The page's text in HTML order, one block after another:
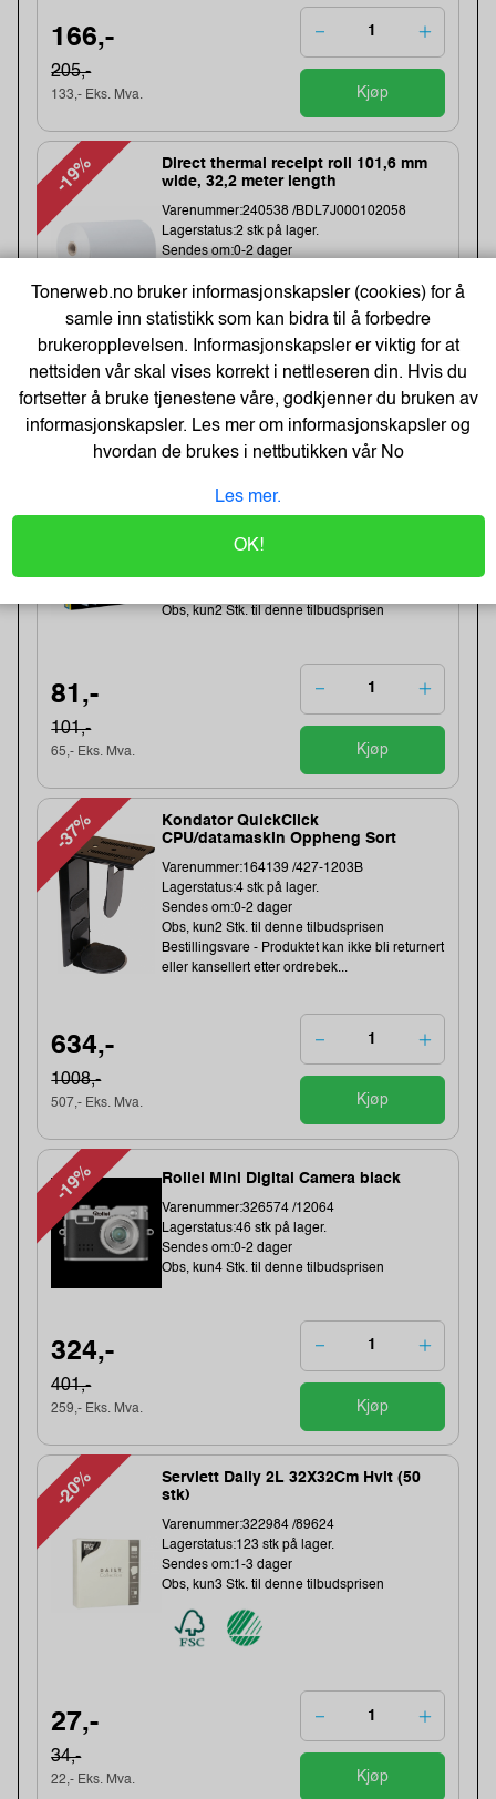
166,-
205,-
133,- Eks. Mva. Kjøp
-19%
Direct thermal receipt roll 101,6 mm
wide, 32,2 meter length
Varenummer:240538 /BDL7J000102058
Lagerstatus:2 stk på lager.
Sendes om:0-2 dager
Bestillingsvare - Produktet kan ikke bli returnert
eller kansellert etter ordrebek...
1 043,-
1283,-
834,- Eks. Mva. Kjøp
-20%
Varenummer:159457 /11830725
Obs, kun2 Stk. til denne tilbudsprisen
81,-
101,-
65,- Eks. Mva. Kjøp
-37%
Kondator QuickClick
CPU/datamaskin Oppheng Sort
Varenummer:164139 /427-1203B
Lagerstatus:4 stk på lager.
Sendes om:0-2 dager
Obs, kun2 Stk. til denne tilbudsprisen
Bestillingsvare - Produktet kan ikke bli returnert
eller kansellert etter ordrebek...
634,-
1008,-
507,- Eks. Mva. Kjøp
-19% Rollei Mini Digital Camera black
Varenummer:326574 /12064
Lagerstatus:46 stk på lager.
Sendes om:0-2 dager
Obs, kun4 Stk. til denne tilbudsprisen
324,-
401,-
259,- Eks. Mva. Kjøp
-20%
Serviett Daily 2L 32X32Cm Hvit (50
stk)
Varenummer:322984 /89624
Lagerstatus:123 stk på lager.
Sendes om:1-3 dager
Obs, kun3 Stk. til denne tilbudsprisen
27,-
34,-
22,- Eks. Mva. Kjøp
Tonerweb.no bruker informasjonskapsler (cookies) for å
samle inn statistikk som kan bidra til å forbedre
brukeropplevelsen. Informasjonskapsler er viktig for at
nettsiden vår skal vises korrekt i nettleseren din. Hvis du
fortsetter å bruke tjenestene våre, godkjenner du bruken av
informasjonskapsler. Les mer om informasjonskapsler og
hvordan de brukes i nettbutikken vårNo
Les mer.
OK!